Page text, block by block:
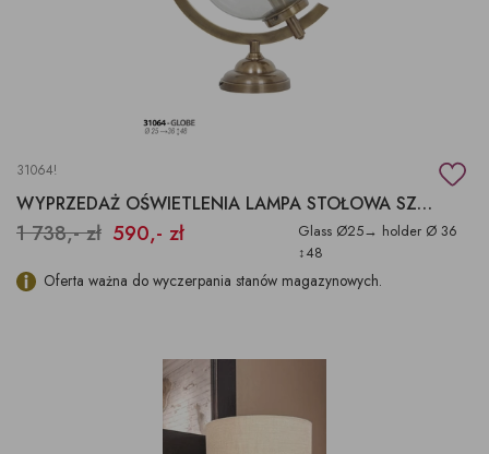
31064!
WYPRZEDAŻ OŚWIETLENIA LAMPA STOŁOWA SZKLANA KULA, LAMPKA GLOBUS
1 738,- zł 590,- zł
Glass Ø25→ holder Ø 36
↕48
Oferta ważna do wyczerpania stanów magazynowych.